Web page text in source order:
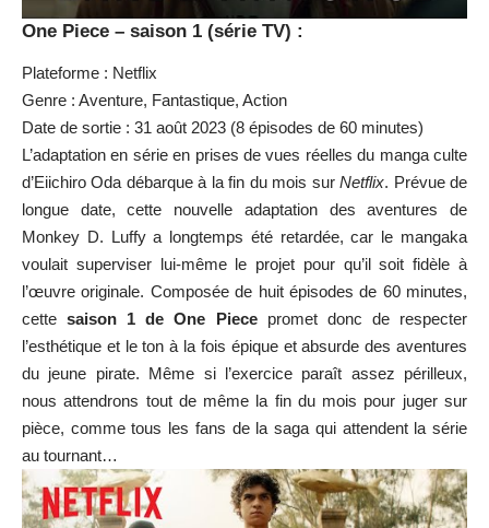
One Piece – saison 1 (série TV) :
Plateforme : Netflix
Genre : Aventure, Fantastique, Action
Date de sortie : 31 août 2023 (8 épisodes de 60 minutes)
L’adaptation en série en prises de vues réelles du manga culte
d’Eiichiro Oda débarque à la fin du mois surNetflix. Prévue de
longue date, cette nouvelle adaptation des aventures de
Monkey D. Luffy a longtemps été retardée, car le mangaka
voulait superviser lui-même le projet pour qu’il soit fidèle à
l’œuvre originale. Composée de huit épisodes de 60 minutes,
cettesaison 1 de One Piecepromet donc de respecter
l’esthétique et le ton à la fois épique et absurde des aventures
du jeune pirate. Même si l’exercice paraît assez périlleux,
nous attendrons tout de même la fin du mois pour juger sur
pièce, comme tous les fans de la saga qui attendent la série
au tournant…